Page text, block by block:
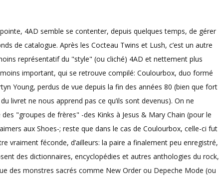
4AD semble se contenter, depuis quelques temps, de gérer
de catalogue. Après les Cocteau Twins et Lush, c’est un autre
représentatif du "style" (ou cliché) 4AD et nettement plus
important, qui se retrouve compilé: Coulourbox, duo formé
Young, perdus de vue depuis la fin des années 80 (bien que fort
livret ne nous apprend pas ce qu’ils sont devenus). On ne
des "groupes de frères" -des Kinks à Jesus & Mary Chain (pour le
aux Shoes-; reste que dans le cas de Coulourbox, celle-ci fut
vraiment féconde, d’ailleurs: la paire a finalement peu enregistré,
des dictionnaires, encyclopédies et autres anthologies du rock,
des monstres sacrés comme New Order ou Depeche Mode (ou